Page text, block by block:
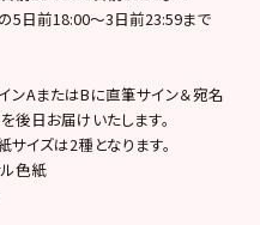
5日前18:00～3日前23:59まで
ンAまたはBに直筆サイン＆宛名
後日お届けいたします。
イズは2種となります。
ル色紙